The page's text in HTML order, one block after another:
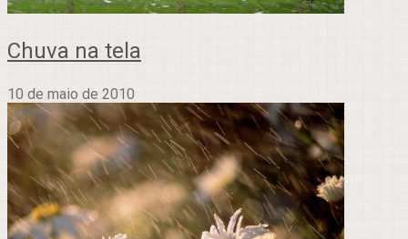
Chuva na tela
10 de maio de 2010